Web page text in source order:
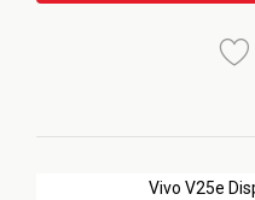
Vivo V25e